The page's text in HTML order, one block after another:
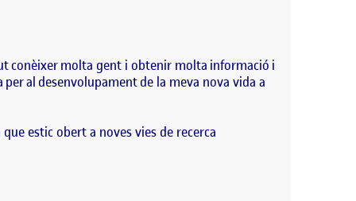
conèixer molta gent i obtenir molta informació i
al desenvolupament de la meva nova vida a
estic obert a noves vies de recerca